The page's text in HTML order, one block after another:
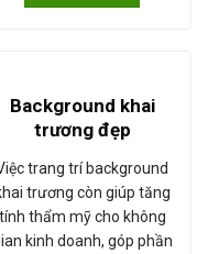
Background khai
trương đẹp
trang trí background
trương còn giúp tăng
tính thẩm mỹ cho không
kinh doanh, góp phần